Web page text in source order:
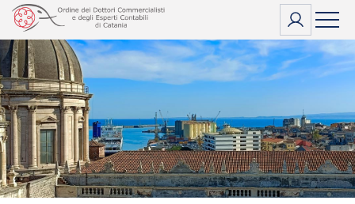
Vai
contenuto